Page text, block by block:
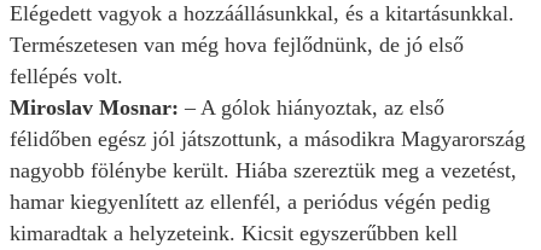
Elégedett vagyok a hozzáállásunkkal, és a kitartásunkkal.
Természetesen van még hova fejlődnünk, de jó első
fellépés volt.
Miroslav Mosnar: – A gólok hiányoztak, az első
félidőben egész jól játszottunk, a másodikra Magyarország
nagyobb fölénybe került. Hiába szereztük meg a vezetést,
hamar kiegyenlített az ellenfél, a periódus végén pedig
kimaradtak a helyzeteink. Kicsit egyszerűbben kell